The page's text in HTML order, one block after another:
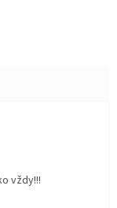
vždy!!!